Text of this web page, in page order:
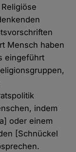
Mensch haben
eingeführt
indem
oder einem
[Schnückel